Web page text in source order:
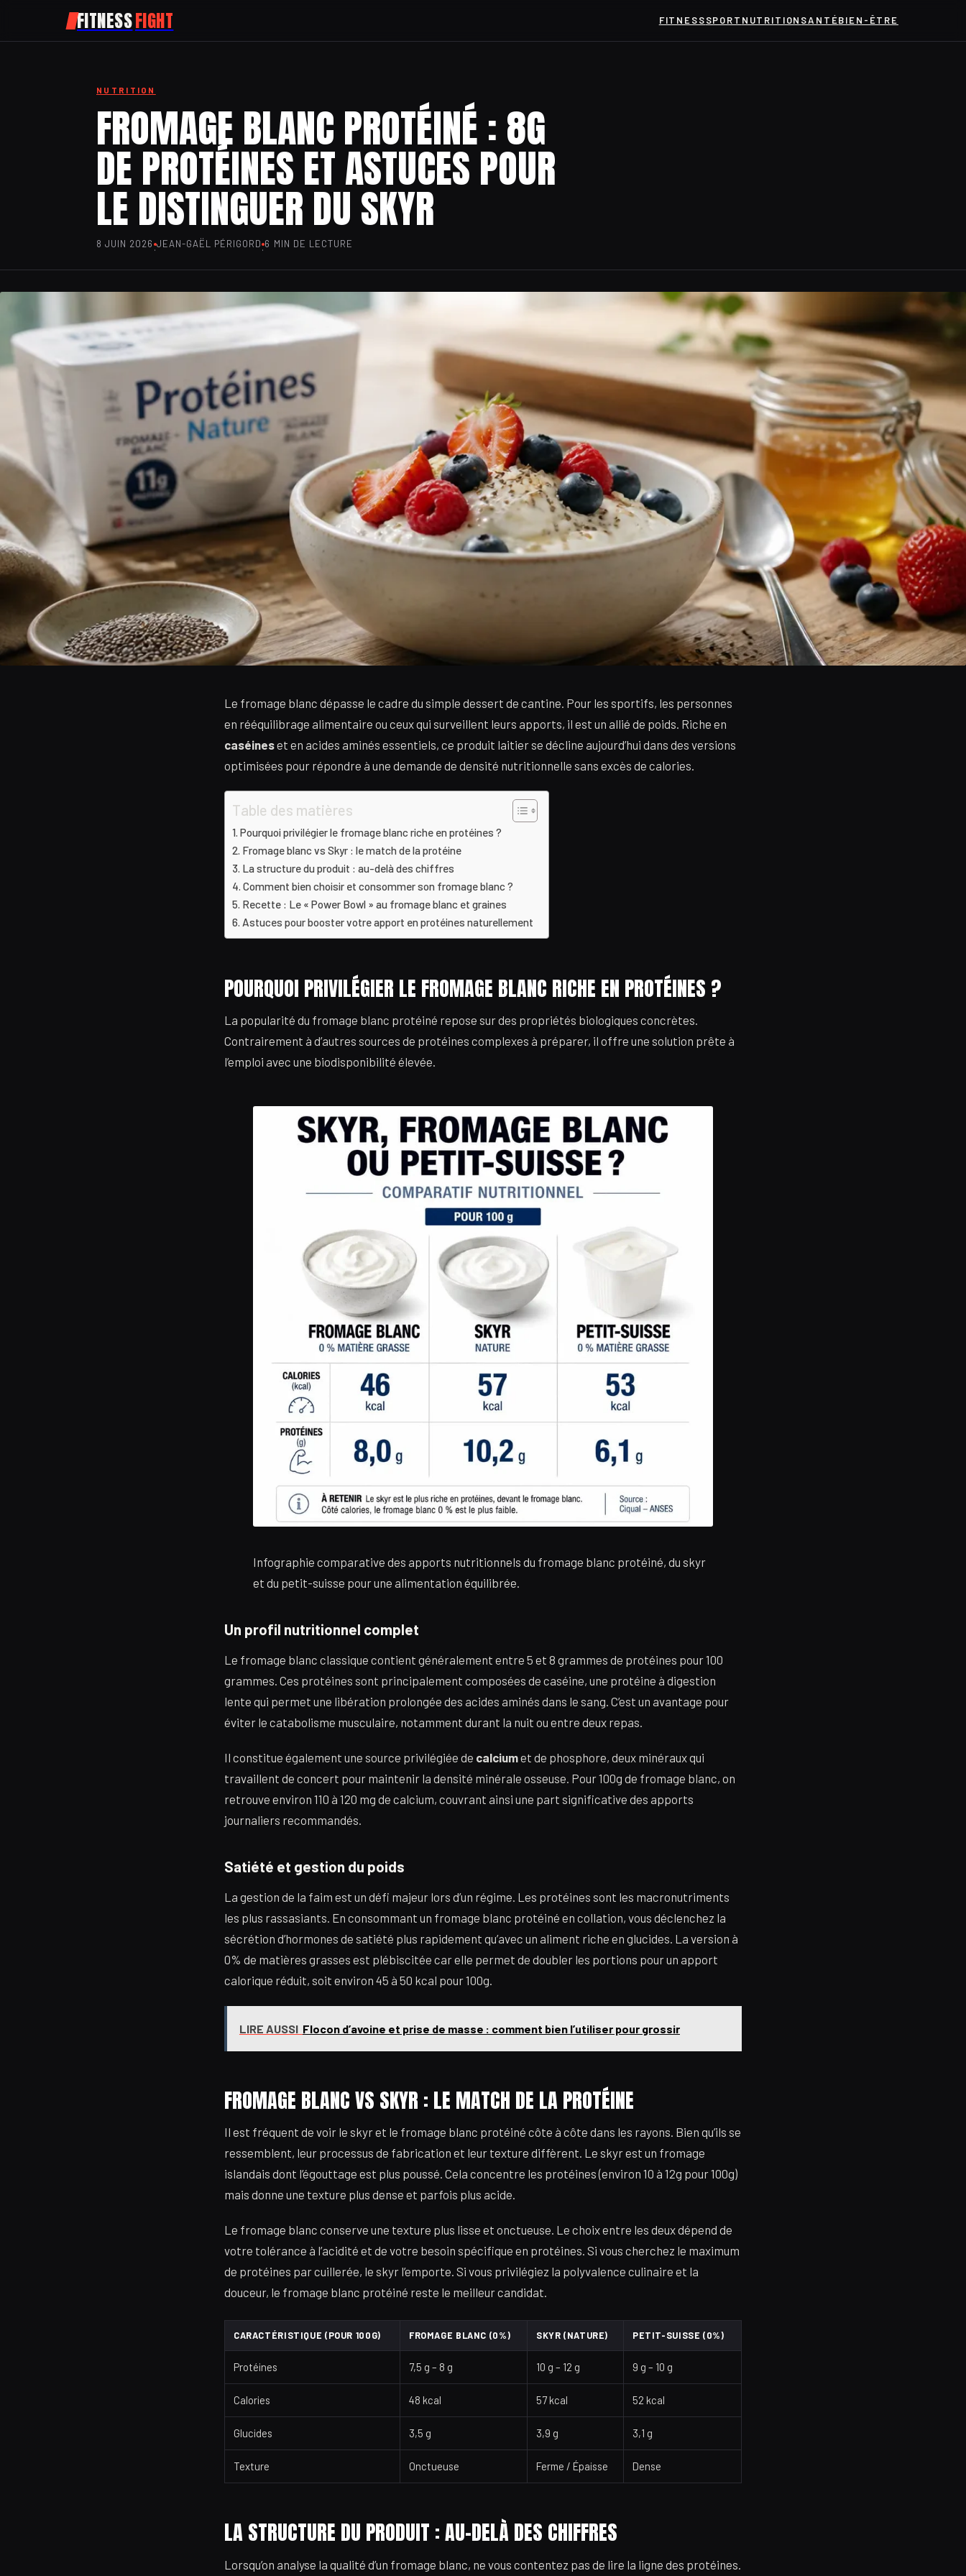
FITNESSFIGHT FITNESSSPORT NUTRITION SANTÉBIEN-ÊTRE
NUTRITION
FROMAGE BLANC PROTÉINÉ : 8G
DE PROTÉINES ET ASTUCES POUR
LE DISTINGUER DU SKYR
8 JUIN 2026·JEAN-GAËL PÉRIGORD·6 MIN DE LECTURE
Le fromage blanc dépasse le cadre du simple dessert de cantine. Pour les sportifs, les personnes
en rééquilibrage alimentaire ou ceux qui surveillent leurs apports, il est un allié de poids. Riche en
caséineset en acides aminés essentiels, ce produit laitier se décline aujourd’hui dans des versions
optimisées pour répondre à une demande de densité nutritionnelle sans excès de calories.
Table des matières
Pourquoi privilégier le fromage blanc riche en protéines ?
Fromage blanc vs Skyr : le match de la protéine
La structure du produit : au-delà des chiffres
Comment bien choisir et consommer son fromage blanc ?
Recette : Le « Power Bowl » au fromage blanc et graines
Astuces pour booster votre apport en protéines naturellement
POURQUOI PRIVILÉGIER LE FROMAGE BLANC RICHE EN PROTÉINES ?
La popularité du fromage blanc protéiné repose sur des propriétés biologiques concrètes.
Contrairement à d’autres sources de protéines complexes à préparer, il offre une solution prête à
l’emploi avec une biodisponibilité élevée.
Infographie comparative des apports nutritionnels du fromage blanc protéiné, du skyr
et du petit-suisse pour une alimentation équilibrée.
Un profil nutritionnel complet
Le fromage blanc classique contient généralement entre 5 et 8 grammes de protéines pour 100
grammes. Ces protéines sont principalement composées de caséine, une protéine à digestion
lente qui permet une libération prolongée des acides aminés dans le sang. C’est un avantage pour
éviter le catabolisme musculaire, notamment durant la nuit ou entre deux repas.
Il constitue également une source privilégiée de calciumet de phosphore, deux minéraux qui
travaillent de concert pour maintenir la densité minérale osseuse. Pour 100g de fromage blanc, on
retrouve environ 110 à 120 mg de calcium, couvrant ainsi une part significative des apports
journaliers recommandés.
Satiété et gestion du poids
La gestion de la faim est un défi majeur lors d’un régime. Les protéines sont les macronutriments
les plus rassasiants. En consommant un fromage blanc protéiné en collation, vous déclenchez la
sécrétion d’hormones de satiété plus rapidement qu’avec un aliment riche en glucides. La version à
0% de matières grasses est plébiscitée car elle permet de doubler les portions pour un apport
calorique réduit, soit environ 45 à 50 kcal pour 100g.
LIRE AUSSI Flocon d’avoine et prise de masse : comment bien l’utiliser pour grossir
FROMAGE BLANC VS SKYR : LE MATCH DE LA PROTÉINE
Il est fréquent de voir le skyr et le fromage blanc protéiné côte à côte dans les rayons. Bien qu’ils se
ressemblent, leur processus de fabrication et leur texture diffèrent. Le skyr est un fromage
islandais dont l’égouttage est plus poussé. Cela concentre les protéines (environ 10 à 12g pour 100g)
mais donne une texture plus dense et parfois plus acide.
Le fromage blanc conserve une texture plus lisse et onctueuse. Le choix entre les deux dépend de
votre tolérance à l’acidité et de votre besoin spécifique en protéines. Si vous cherchez le maximum
de protéines par cuillerée, le skyr l’emporte. Si vous privilégiez la polyvalence culinaire et la
douceur, le fromage blanc protéiné reste le meilleur candidat.
CARACTÉRISTIQUE (POUR 100G) FROMAGE BLANC (0%) SKYR (NATURE) PETIT-SUISSE (0%)
Protéines 7,5 g – 8 g 10 g – 12 g 9 g – 10 g
Calories 48 kcal 57 kcal 52 kcal
Glucides 3,5 g 3,9 g 3,1 g
Texture Onctueuse Ferme / Épaisse Dense
LA STRUCTURE DU PRODUIT : AU-DELÀ DES CHIFFRES
Lorsqu’on analyse la qualité d’un fromage blanc, ne vous contentez pas de lire la ligne des protéines.